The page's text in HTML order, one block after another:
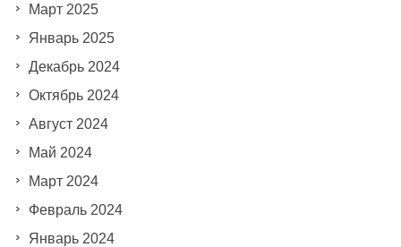
Март 2025
Январь 2025
Декабрь 2024
Октябрь 2024
Август 2024
Май 2024
Март 2024
Февраль 2024
Январь 2024